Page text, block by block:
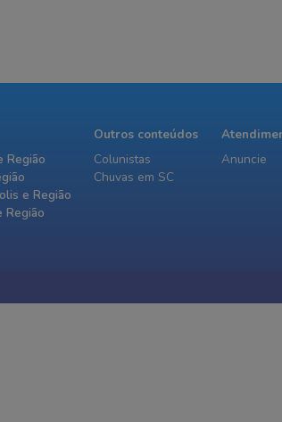
Região
e Região
Região
Outros conteúdos
Colunistas
Chuvas em SC
Anuncie